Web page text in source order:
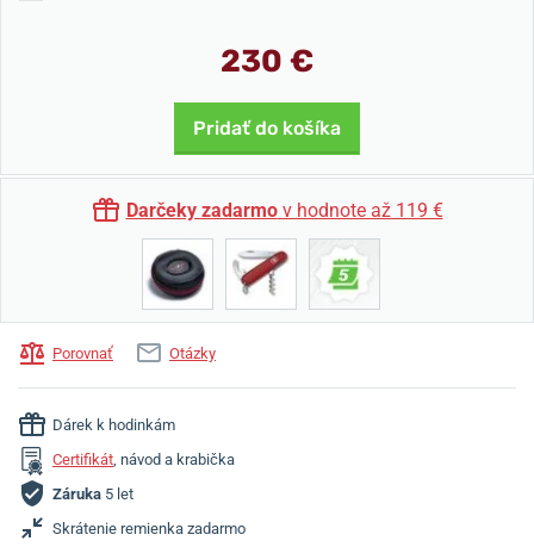
230 €
Pridať do košíka
Darčeky zadarmov hodnote až 119 €
Porovnať Otázky
Dárek k hodinkám
Certifikát, návod a krabička
Záruka 5 let
Skrátenie remienka zadarmo